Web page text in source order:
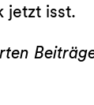
jetzt isst.